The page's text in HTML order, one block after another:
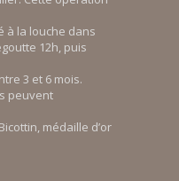
à la louche dans
12h, puis
3 et 6 mois.
peuvent
médaille d’or